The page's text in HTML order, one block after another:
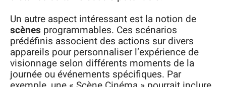
Un autre aspect intéressant est la notion de
scènes programmables. Ces scénarios
prédéfinis associent des actions sur divers
appareils pour personnaliser l’expérience de
visionnage selon différents moments de la
journée ou événements spécifiques. Par